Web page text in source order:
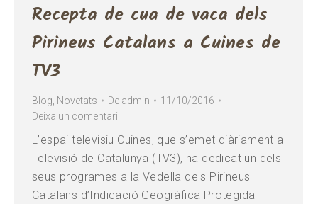
Recepta de cua de vaca dels
Pirineus Catalans a Cuines de
TV3
Blog Novetats De admin
11/10/2016
Deixa un comentari
L’espai televisiu Cuines, que s’emet diàriament a
Televisió de Catalunya (TV3), ha dedicat un dels
seus programes a la Vedella dels Pirineus
Catalans d’Indicació Geogràfica Protegida